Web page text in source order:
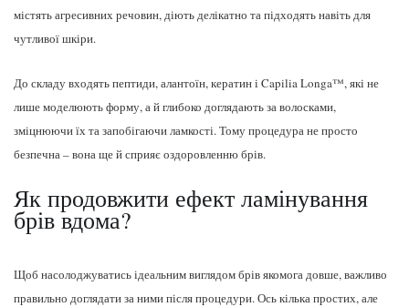
містять агресивних речовин, діють делікатно та підходять навіть для
чутливої шкіри.
До складу входять пептиди, алантоїн, кератин і Capilia Longa™, які не
лише моделюють форму, а й глибоко доглядають за волосками,
зміцнюючи їх та запобігаючи ламкості. Тому процедура не просто
безпечна – вона ще й сприяє оздоровленню брів.
Як продовжити ефект ламінування
брів вдома?
Щоб насолоджуватись ідеальним виглядом брів якомога довше, важливо
правильно доглядати за ними після процедури. Ось кілька простих, але